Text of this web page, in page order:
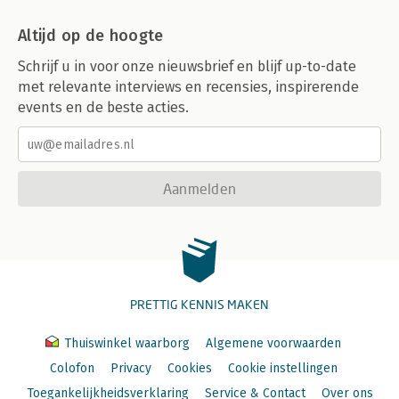
Altijd op de hoogte
Schrijf u in voor onze nieuwsbrief en blijf up-to-date
met relevante interviews en recensies, inspirerende
events en de beste acties.
Aanmelden
PRETTIG KENNIS MAKEN
Thuiswinkel waarborg
Algemene voorwaarden
Colofon
Privacy Cookies
Cookie instellingen
Toegankelijkheidsverklaring
Service & Contact Over ons